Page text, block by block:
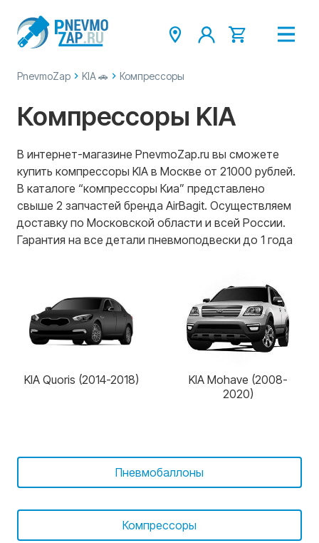
PnevmoZap KIA 🚗 Компрессоры
Компрессоры KIA
В интернет-магазине PnevmoZap.ru вы сможете
купить компрессоры KIA в Москве от 21000 рублей.
В каталоге “компрессоры Киа” представлено
свыше 2 запчастей бренда AirBagit. Осуществляем
доставку по Московской области и всей России.
Гарантия на все детали пневмоподвески до 1 года
KIA Quoris (2014-2018)
KIA Mohave (2008-
2020)
Пневмобаллоны
Компрессоры